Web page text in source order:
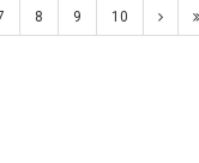
8 9 10